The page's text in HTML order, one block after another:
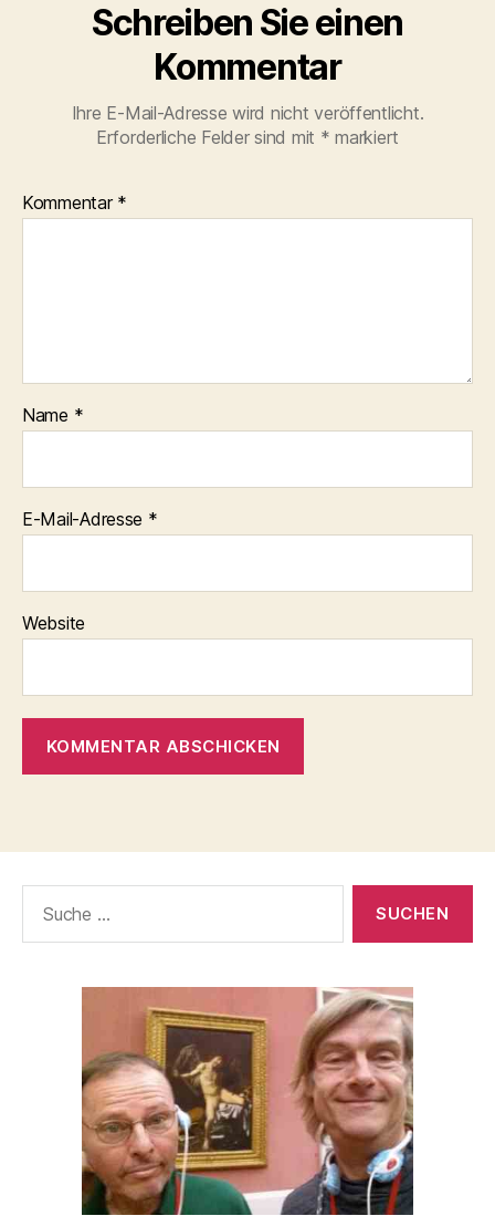
Schreiben Sie einen
Kommentar
Ihre E-Mail-Adresse wird nicht veröffentlicht.
Erforderliche Felder sind mit * markiert
Kommentar *
Name *
E-Mail-Adresse *
Website
nach: